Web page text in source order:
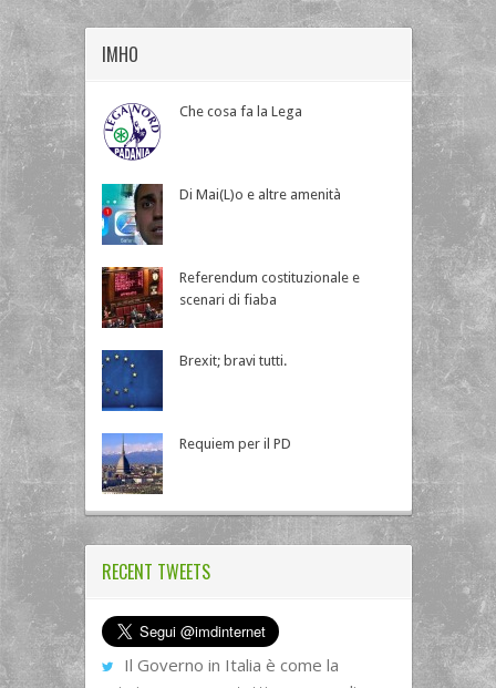
IMHO
Che cosa fa la Lega
Di Mai(L)o e altre amenità
Referendum costituzionale e
scenari di fiaba
Brexit; bravi tutti.
Requiem per il PD
RECENT TWEETS
Il Governo in Italia è come la